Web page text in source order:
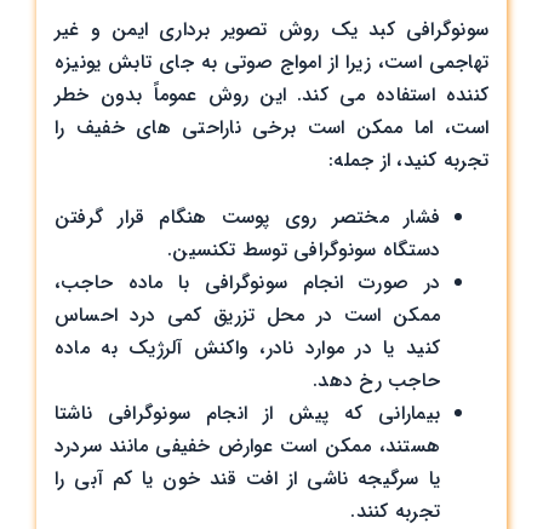
سونوگرافی کبد یک روش تصویر برداری ایمن و غیر
تهاجمی است، زیرا از امواج صوتی به جای تابش یونیزه
‌کننده استفاده می ‌کند. این روش عموماً بدون خطر
است، اما ممکن است برخی ناراحتی ‌های خفیف را
تجربه کنید، از جمله:
فشار مختصر روی پوست هنگام قرار گرفتن
دستگاه سونوگرافی توسط تکنسین.
در صورت انجام سونوگرافی با ماده حاجب،
ممکن است در محل تزریق کمی درد احساس
کنید یا در موارد نادر، واکنش آلرژیک به ماده
حاجب رخ دهد.
بیمارانی که پیش از انجام سونوگرافی ناشتا
هستند، ممکن است عوارض خفیفی مانند سردرد
یا سرگیجه ناشی از افت قند خون یا کم ‌آبی را
تجربه کنند.